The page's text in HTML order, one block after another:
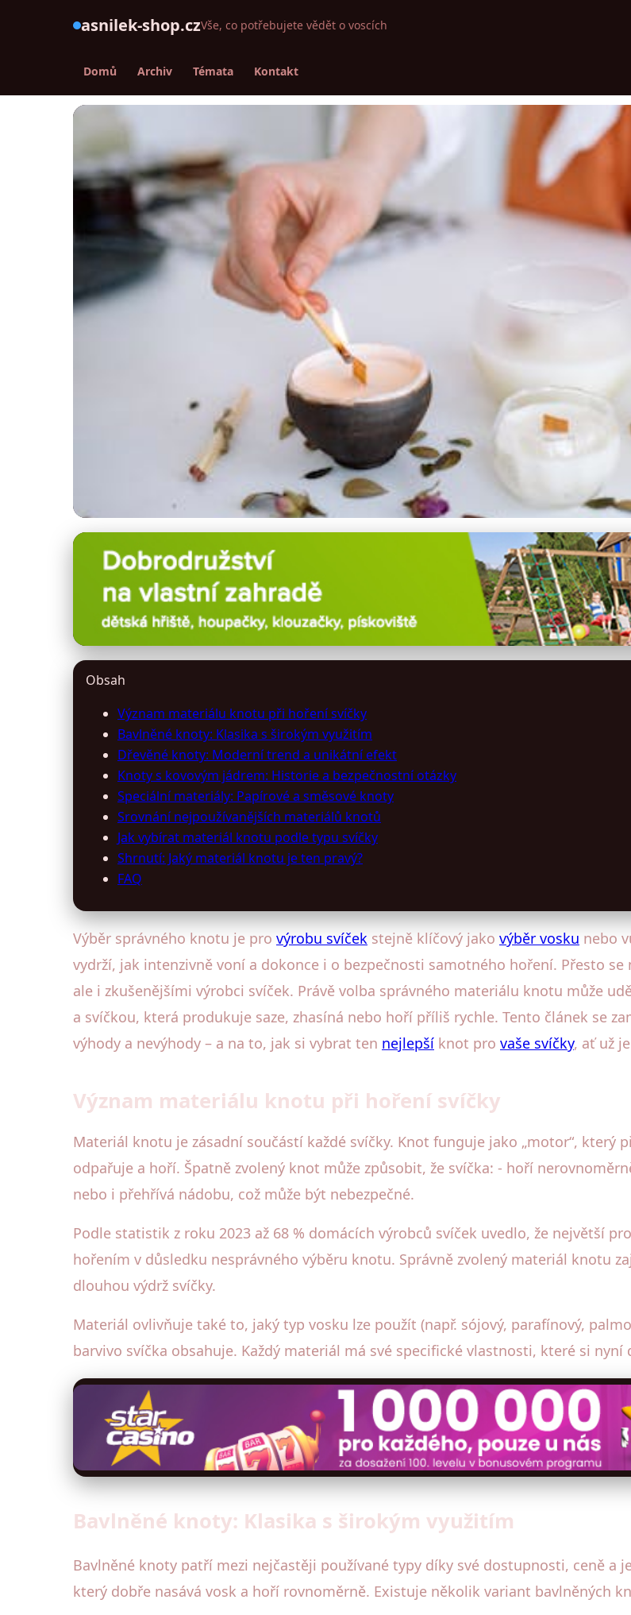
asnilek-shop.czVše, co potřebujete vědět o voscích
Domů Archiv Témata Kontakt
Kompletní průvodce výběrem knotu
29. 4. 2026· 11 min čtení · Autor: Milan Fiala
Obsah
Význam materiálu knotu při hoření svíčky
Bavlněné knoty: Klasika s širokým využitím
Dřevěné knoty: Moderní trend a unikátní efekt
Knoty s kovovým jádrem: Historie a bezpečnostní otázky
Speciální materiály: Papírové a směsové knoty
Srovnání nejpoužívanějších materiálů knotů
Jak vybírat materiál knotu podle typu svíčky
Shrnutí: Jaký materiál knotu je ten pravý?
FAQ
Výběr správného knotu je pro výrobu svíček stejně klíčový jako výběr vosku nebo
vydrží, jak intenzivně voní a dokonce i o bezpečnosti samotného hoření. Přesto
ale i zkušenějšími výrobci svíček. Právě volba správného materiálu knotu může
a svíčkou, která produkuje saze, zhasíná nebo hoří příliš rychle. Tento článek se
výhody a nevýhody – a na to, jak si vybrat ten nejlepší knot pro vaše svíčky, ať už
Význam materiálu knotu při hoření svíčky
Materiál knotu je zásadní součástí každé svíčky. Knot funguje jako „motor“, který
odpařuje a hoří. Špatně zvolený knot může způsobit, že svíčka: - hoří
nebo i přehřívá nádobu, což může být nebezpečné.
Podle statistik z roku 2023 až 68 % domácích výrobců svíček uvedlo, že největší
hořením v důsledku nesprávného výběru knotu. Správně zvolený materiál knotu
dlouhou výdrž svíčky.
Materiál ovlivňuje také to, jaký typ vosku lze použít (např. sójový, parafínový,
barvivo svíčka obsahuje. Každý materiál má své specifické vlastnosti, které si
Bavlněné knoty: Klasika s širokým využitím
Bavlněné knoty patří mezi nejčastěji používané typy díky své dostupnosti, ceně a
který dobře nasává vosk a hoří rovnoměrně. Existuje několik variant bavlněných